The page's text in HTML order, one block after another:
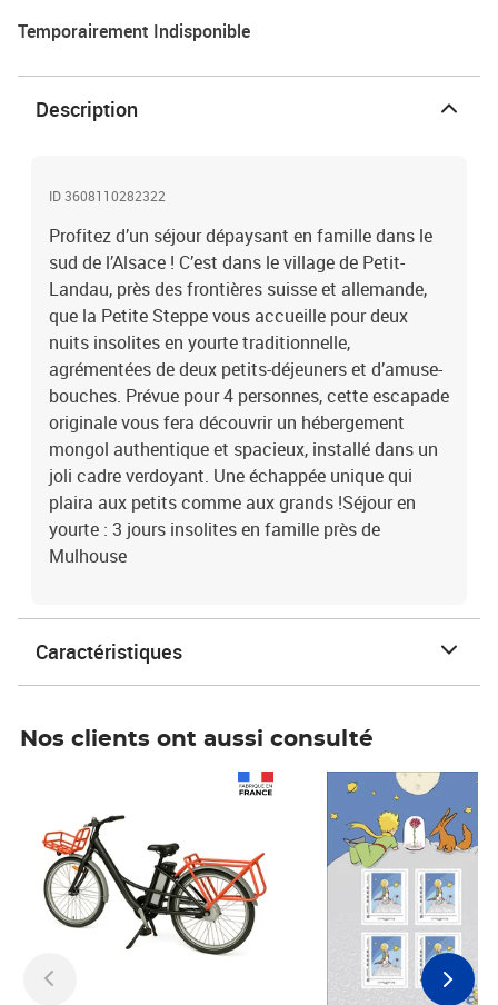
déjeuners et d’amuse-bouches. Prévue pour 4 personnes, cette
authentique et spacieux, installé dans un joli cadre verdoyant. Une
échappée unique qui plaira aux petits comme aux grands !Séjour
en yourte : 3 jours insolites en famille près de Mulhouse
Temporairement Indisponible
Description
ID 3608110282322
Profitez d’un séjour dépaysant en famille dans le
sud de l’Alsace ! C’est dans le village de Petit-
Landau, près des frontières suisse et allemande,
que la Petite Steppe vous accueille pour deux
nuits insolites en yourte traditionnelle,
agrémentées de deux petits-déjeuners et d’amuse-
bouches. Prévue pour 4 personnes, cette escapade
originale vous fera découvrir un hébergement
mongol authentique et spacieux, installé dans un
joli cadre verdoyant. Une échappée unique qui
plaira aux petits comme aux grands !Séjour en
yourte : 3 jours insolites en famille près de
Mulhouse
Caractéristiques
Nos clients ont aussi consulté
Prix 7,50€